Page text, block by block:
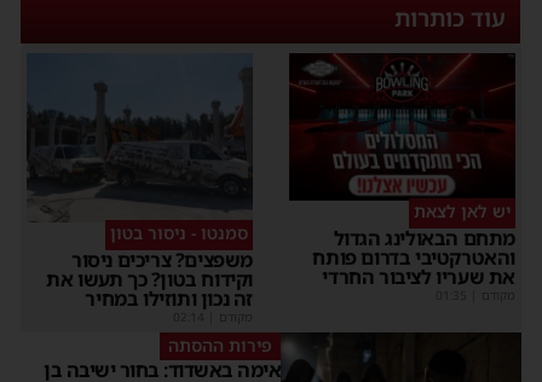
עוד כותרות
יש לאן לצאת
מתחם הבאולינג הגדול
והאטרקטיבי בדרום פותח
את שעריו לציבור החרדי
מקודם
סמנטו - ניסור בטון
משפצים? צריכים ניסור
וקידוח בטון? כך תעשו את
זה נכון ותוזילו במחיר
מקודם
פירות ההסתה
אימה באשדוד: בחור ישיבה בן